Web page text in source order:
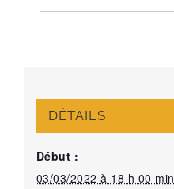
DÉTAILS
Début :
03/03/2022 à 18 h 00 min